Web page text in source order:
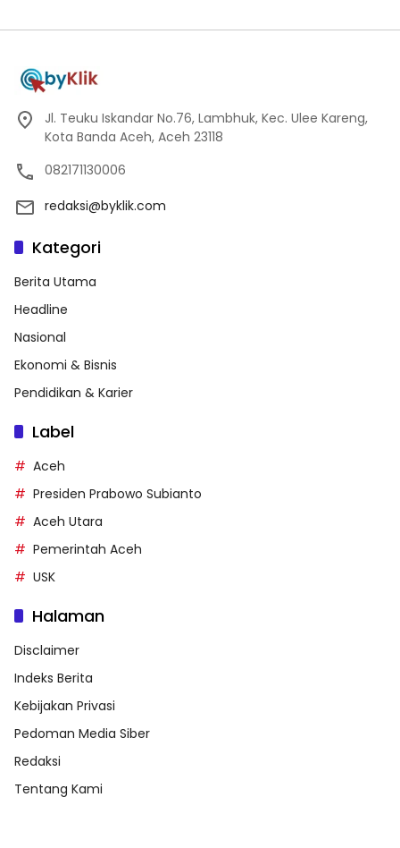
Jl. Teuku Iskandar No.76, Lambhuk, Kec. Ulee Kareng,
Kota Banda Aceh, Aceh 23118
082171130006
redaksi@byklik.com
Kategori
Berita Utama
Headline
Nasional
Ekonomi & Bisnis
Pendidikan & Karier
Label
Aceh
Presiden Prabowo Subianto
Aceh Utara
Pemerintah Aceh
USK
Halaman
Disclaimer
Indeks Berita
Kebijakan Privasi
Pedoman Media Siber
Redaksi
Tentang Kami